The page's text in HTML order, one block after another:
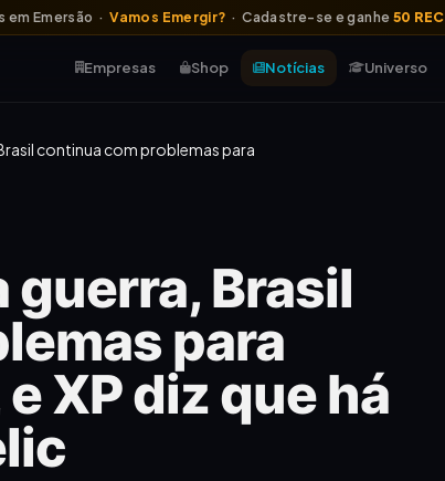
em Emersão ·Vamos Emergir? · Cadastre-se e ganhe50 REC
Empresas Shop Notícias Universo
continua com problemas para
guerra, Brasil
para
XP diz que há